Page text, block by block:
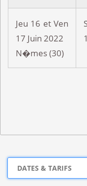
Jeu 16 et Ven
17 Juin 2022
N�mes (30)